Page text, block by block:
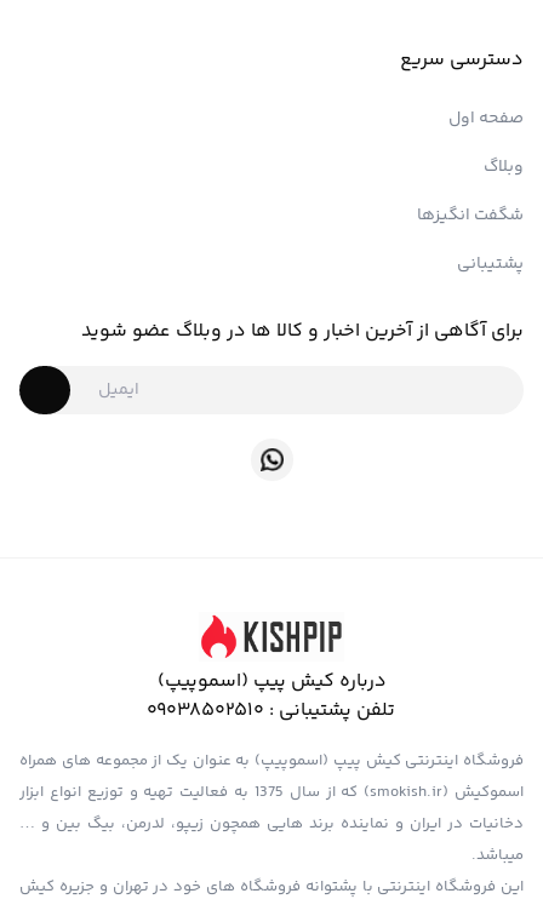
دسترسی سریع
صفحه اول
وبلاگ
شگفت انگیزها
پشتیبانی
برای آگاهی از آخرین اخبار و کالا ها در وبلاگ عضو شوید
درباره کیش پیپ (اسموپیپ)
تلفن پشتیبانی : 09038502510
فروشگاه اینترنتی کیش پیپ (اسموپیپ) به عنوان یک از مجموعه های همراه
اسموکیش (smokish.ir) که از سال 1375 به فعالیت تهیه و توزیع انواع ابزار
دخانیات در ایران و نماینده برند هایی همچون زیپو، لدرمن، بیگ بین و …
میباشد.
این فروشگاه اینترنتی با پشتوانه فروشگاه های خود در تهران و جزیره کیش